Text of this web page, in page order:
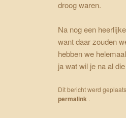
droog waren.
Na nog een
want daar zouden
hebben we
ja wat wil je na al
Dit bericht werd
permalink .